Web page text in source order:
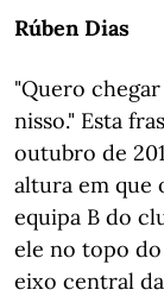
Rúben Dias
"Quero
nisso." Esta
outubro de
altura em que
equipa B do
ele no topo
eixo central